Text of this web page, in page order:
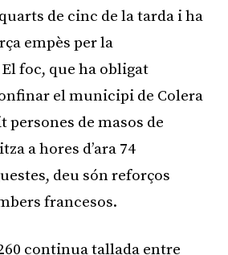
de cinc de la tarda i ha
empès per la
foc, que ha obligat
el municipi de Colera
de masos de
a hores d’ara 74
deu són reforços
francesos.
continua tallada entre